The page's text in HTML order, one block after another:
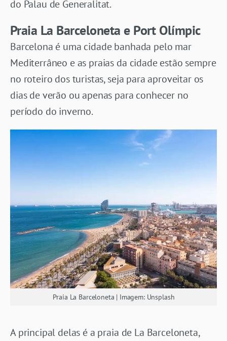
do Palau de Generalitat.
Praia La Barceloneta e Port Olímpic
Barcelona é uma cidade banhada pelo mar
Mediterrâneo e as praias da cidade estão sempre
no roteiro dos turistas, seja para aproveitar os
dias de verão ou apenas para conhecer no
período do inverno.
Praia La Barceloneta | Imagem: Unsplash
A principal delas é a praia de La Barceloneta,